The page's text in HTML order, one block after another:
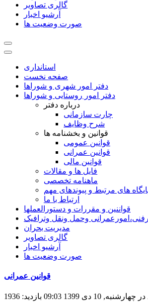
گالری تصاویر
آرشیو اخبار
صورت وضعیت ها
استانداری
صفحه نخست
دفتر امور شهری و شوراها
دفتر امور روستایی و شوراها
درباره دفتر
چارت سازمانی
شرح وظایف
قوانین و بخشنامه ها
قوانین عمومی
قوانین عمرانی
قوانین مالی
فایل ها و مقالات
ماهنامه تخصصی
های مرتبط و پیوندهای مهم
ارتباط با ما
قواننین و مقررات و دستورالعملها
وحمل ونقل وترافيک
مدیریت بحران
گالری تصاویر
آرشیو اخبار
صورت وضعیت ها
قوانين عمرانی
10 دی 1399 09:03 بازدید: 1936